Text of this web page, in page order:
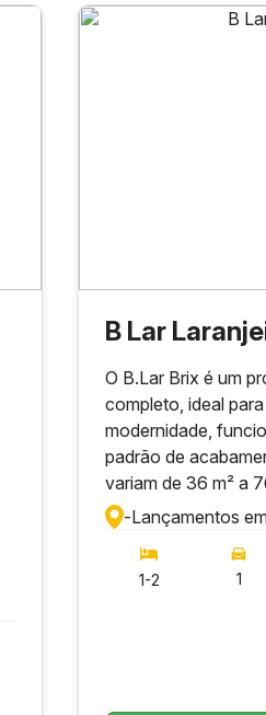
B Lar
O B.Lar Brix é um
completo, ideal
modernidade,
padrão de
variam de 36 m² a
-Lançamentos
1-2 1